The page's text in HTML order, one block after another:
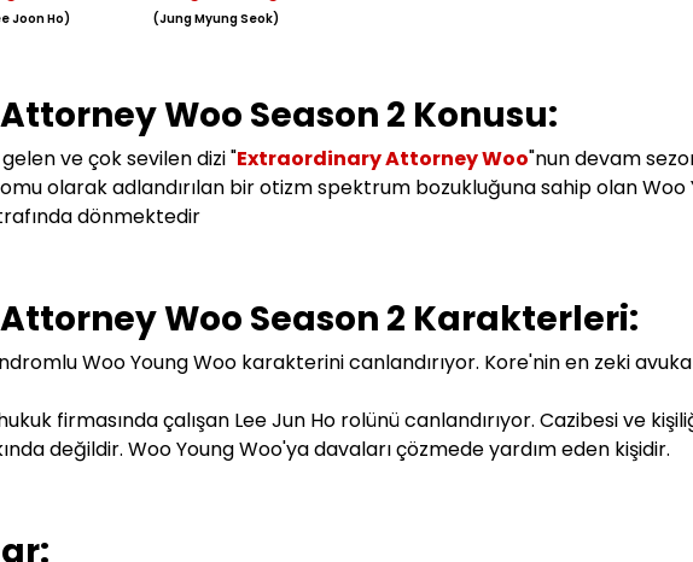
Joon Ho) (Jung Myung Seok)
Woo Season 2 Konusu:
ve çok sevilen dizi "Extraordinary Attorney Woo"nun devam
olarak adlandırılan bir otizm spektrum bozukluğuna sahip olan Woo
dönmektedir
Woo Season 2 Karakterleri:
Woo Young Woo karakterini canlandırıyor. Kore'nin en zeki
firmasında çalışan Lee Jun Ho rolünü canlandırıyor. Cazibesi ve
değildir. Woo Young Woo'ya davaları çözmede yardım eden kişidir.